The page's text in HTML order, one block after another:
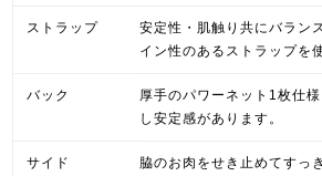
ストラップ
安定性・肌触り共にバラン
イン性のあるストラップを
バック
厚手のパワーネット1枚仕
し安定感があります。
サイド
脇のお肉をせき止めてすっ